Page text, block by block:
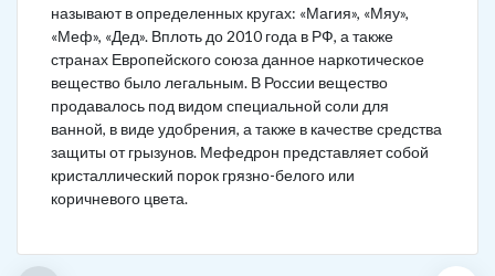
называют в определенных кругах: «Магия», «Мяу»,
«Меф», «Дед». Вплоть до 2010 года в РФ, а также
странах Европейского союза данное наркотическое
вещество было легальным. В России вещество
продавалось под видом специальной соли для
ванной, в виде удобрения, а также в качестве средства
защиты от грызунов. Мефедрон представляет собой
кристаллический порок грязно-белого или
коричневого цвета.